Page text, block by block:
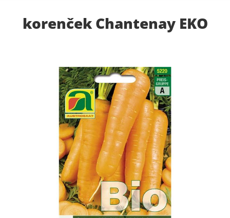
korenček Chantenay EKO